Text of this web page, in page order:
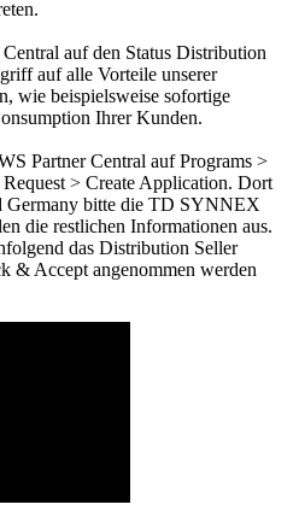
auf den Status Distribution
auf alle Vorteile unserer
wie beispielsweise sofortige
Ihrer Kunden.
Partner Central auf Programs >
> Create Application. Dort
Germany bitte die TD SYNNEX
die restlichen Informationen aus.
das Distribution Seller
& Accept angenommen werden